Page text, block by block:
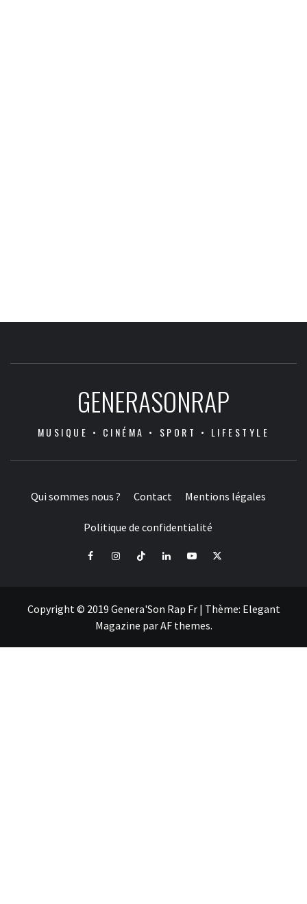
GENERASONRAP
MUSIQUE • CINÉMA • SPORT • LIFESTYLE
Qui sommes nous ? Contact Mentions légales
Politique de confidentialité
FacebookInstagramTiktok LinkedInYoutube
X
Copyright © 2019 Genera'Son Rap Fr | Thème: Elegant
Magazine parAF themes.